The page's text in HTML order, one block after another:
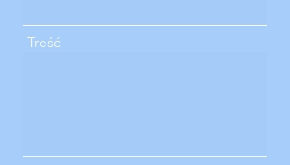
Treść